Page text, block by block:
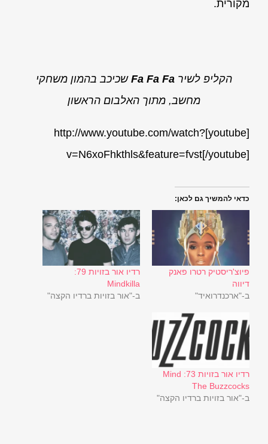
מקורית.
הקליפ לשיר Fa Fa Fa שכיכב בהמון משחקי
מחשב, מתוך האלבום הראשון
[youtube]http://www.youtube.com/watch?
v=N6xoFhkthls&feature=fvst[/youtube]
כדאי להמשיך גם לכאן:
פיוצ'ריסטיק רטרו פאנק
דיווה
ב-"ארכנדרואיד"
רדיו אור בזויות 79:
Mindkilla
ב-"אור בזויות ברדיו הקצה"
רדיו אור בזויות 73: Mind
The Buzzcocks
ב-"אור בזויות ברדיו הקצה"